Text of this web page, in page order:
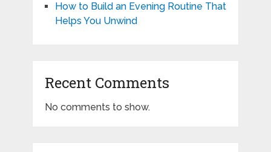
How to Build an Evening Routine That
Helps You Unwind
Recent Comments
No comments to show.